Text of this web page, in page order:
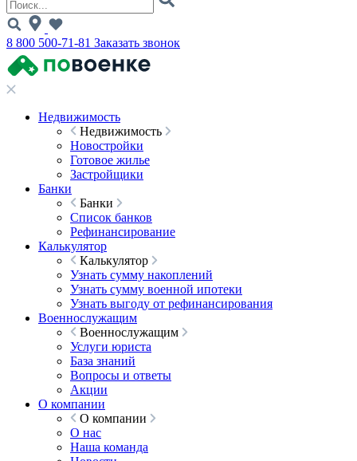
8 800 500-71-81 Заказать звонок
Недвижимость
Недвижимость
Новостройки
Готовое жилье
Застройщики
Банки
Банки
Список банков
Рефинансирование
Калькулятор
Калькулятор
Узнать сумму накоплений
Узнать сумму военной ипотеки
Узнать выгоду от рефинансирования
Военнослужащим
Военнослужащим
Услуги юриста
База знаний
Вопросы и ответы
Акции
О компании
О компании
О нас
Наша команда